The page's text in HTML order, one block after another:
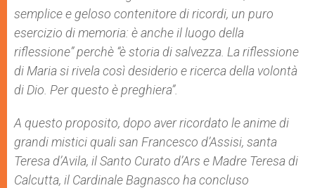
semplice e geloso contenitore di ricordi, un puro
esercizio di memoria: è anche il luogo della
riflessione” perchè “è storia di salvezza. La riflessione
di Maria si rivela così desiderio e ricerca della volontà
di Dio. Per questo è preghiera”.
A questo proposito, dopo aver ricordato le anime di
grandi mistici quali san Francesco d’Assisi, santa
Teresa d’Avila, il Santo Curato d’Ars e Madre Teresa di
Calcutta, il Cardinale Bagnasco ha concluso